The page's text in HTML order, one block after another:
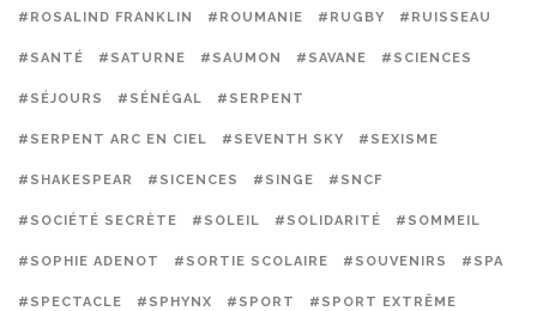
#ROSALIND FRANKLIN #ROUMANIE #RUGBY #RUISSEAU
#SANTÉ #SATURNE #SAUMON #SAVANE #SCIENCES
#SÉJOURS #SÉNÉGAL #SERPENT
#SERPENT ARC EN CIEL #SEVENTH SKY #SEXISME
#SHAKESPEAR #SICENCES #SINGE #SNCF
#SOCIÉTÉ SECRÈTE #SOLEIL #SOLIDARITÉ #SOMMEIL
#SOPHIE ADENOT #SORTIE SCOLAIRE #SOUVENIRS #SPA
#SPECTACLE #SPHYNX #SPORT #SPORT EXTRÊME